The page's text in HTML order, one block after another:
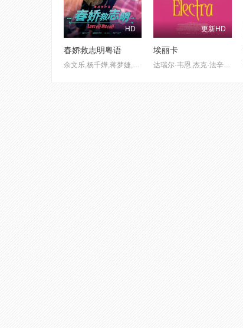
HD
春娇救志明粤语
余文乐,杨千嬅,蒋梦婕,曾国祥,秦沛,邵音音,王晓晨,司徒慧焯,谷德昭,谷祖琳,陈逸宁,闫汶渲,林兆霞,李程彬,欧铠淳,林海峰,森美,吴岱融,陈意岚,邹凯光,周俊伟,陈静,麦芷谊,郭奕芯,李拾壹,关逸基,廖子妤,袁澧林,田启文,连诗雅,黄文慧,彭浩翔
更新HD
埃丽卡
达瑞尔·韦恩,杰克·法辛,阿比盖尔·F·考恩,玛丽亚·巴卡洛娃